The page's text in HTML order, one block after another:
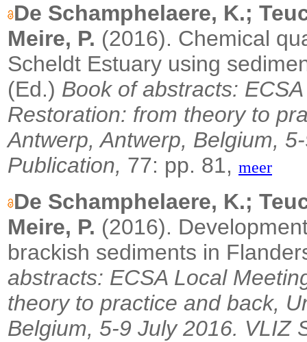
De Schamphelaere, K.;
Meire, P. (2016). Chemical
Scheldt Estuary using
(Ed.) Book of abstracts:
Restoration: from theory to
Antwerp, Antwerp, Belgium,
Publication, 77: pp. 81, meer
De Schamphelaere, K.;
Meire, P. (2016).
brackish sediments in
abstracts: ECSA Local
theory to practice and back,
Belgium, 5-9 July 2016. VLIZ